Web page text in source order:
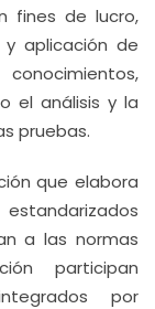
fines de lucro,
aplicación de
el análisis y la
pruebas.
que elabora
a las normas
participan
por